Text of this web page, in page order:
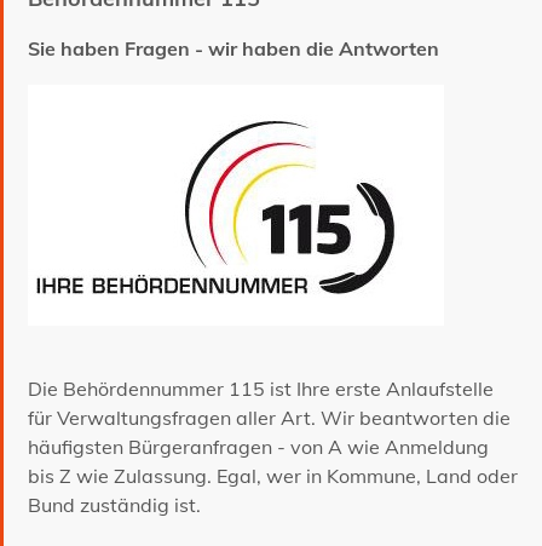
Sie haben Fragen - wir haben die Antworten
Die Behördennummer 115 ist Ihre erste Anlaufstelle
für Verwaltungsfragen aller Art. Wir beantworten die
häufigsten Bürgeranfragen - von A wie Anmeldung
bis Z wie Zulassung. Egal, wer in Kommune, Land oder
Bund zuständig ist.